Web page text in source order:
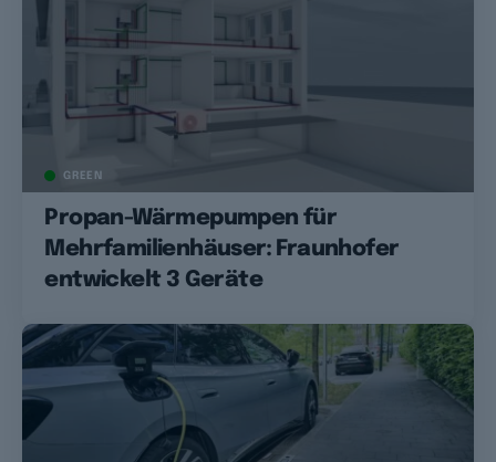
GREEN
Propan-Wärmepumpen für
Mehrfamilienhäuser: Fraunhofer
entwickelt 3 Geräte